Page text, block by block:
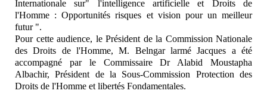
Internationale sur" l'intelligence artificielle et Droits de
l'Homme : Opportunités risques et vision pour un meilleur
futur ".
Pour cette audience, le Président de la Commission Nationale
des Droits de l'Homme, M. Belngar larmé Jacques a été
accompagné par le Commissaire Dr Alabid Moustapha
Albachir, Président de la Sous-Commission Protection des
Droits de l'Homme et libertés Fondamentales.